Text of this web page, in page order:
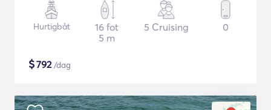
Hurtigbåt
16 fot
5 m
5 Cruising 0
$792/dag